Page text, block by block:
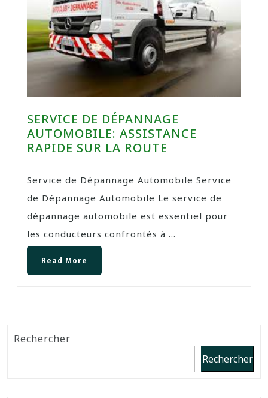
SERVICE DE DÉPANNAGE
AUTOMOBILE: ASSISTANCE
RAPIDE SUR LA ROUTE
Service de Dépannage Automobile Service
de Dépannage Automobile Le service de
dépannage automobile est essentiel pour
les conducteurs confrontés à ...
Read More
Rechercher
Rechercher